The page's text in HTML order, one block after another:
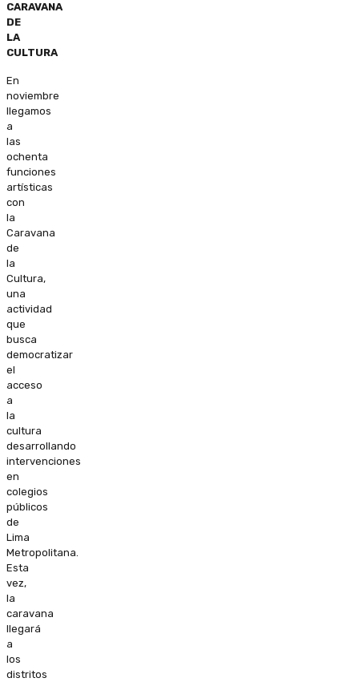
CARAVANA
DE
LA
CULTURA
En
noviembre
llegamos
a
las
ochenta
funciones
artísticas
con
la
Caravana
de
la
Cultura,
una
actividad
que
busca
democratizar
el
acceso
a
la
cultura
desarrollando
intervenciones
en
colegios
públicos
de
Lima
Metropolitana.
Esta
vez,
la
caravana
llegará
a
los
distritos